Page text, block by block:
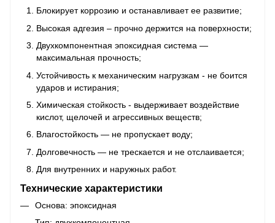
Блокирует коррозию и останавливает ее развитие;
Высокая адгезия – прочно держится на поверхности;
Двухкомпонентная эпоксидная система —
максимальная прочность;
Устойчивость к механическим нагрузкам - не боится
ударов и истирания;
Химическая стойкость - выдерживает воздействие
кислот, щелочей и агрессивных веществ;
Влагостойкость — не пропускает воду;
Долговечность — не трескается и не отслаивается;
Для внутренних и наружных работ.
Технические характеристики
Основа: эпоксидная